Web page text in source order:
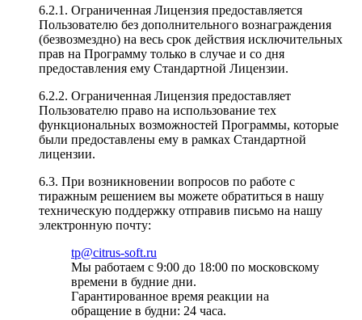
6.2.1. Ограниченная Лицензия предоставляется
Пользователю без дополнительного вознаграждения
(безвозмездно) на весь срок действия исключительных
прав на Программу только в случае и со дня
предоставления ему Стандартной Лицензии.
6.2.2. Ограниченная Лицензия предоставляет
Пользователю право на использование тех
функциональных возможностей Программы, которые
были предоставлены ему в рамках Стандартной
лицензии.
6.3. При возникновении вопросов по работе с
тиражным решением вы можете обратиться в нашу
техническую поддержку отправив письмо на нашу
электронную почту:
tp@citrus-soft.ru
Мы работаем с 9:00 до 18:00 по московскому
времени в будние дни.
Гарантированное время реакции на
обращение в будни: 24 часа.